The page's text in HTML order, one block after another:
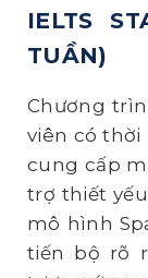
IELTS
TUẦN)
Chương
viên có thời
cung cấp
trợ thiết
mô hình
tiến bộ rõ